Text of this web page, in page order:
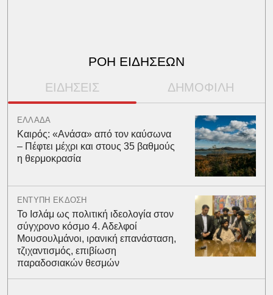
ΡΟΗ ΕΙΔΗΣΕΩΝ
ΕΙΔΗΣΕΙΣ ΔΗΜΟΦΙΛΗ
ΕΛΛΑΔΑ
Καιρός: «Ανάσα» από τον καύσωνα
– Πέφτει μέχρι και στους 35 βαθμούς
η θερμοκρασία
ΕΝΤΥΠΗ ΕΚΔΟΣΗ
Το Ισλάμ ως πολιτική ιδεολογία στον
σύγχρονο κόσμο 4. Αδελφοί
Μουσουλμάνοι, ιρανική επανάσταση,
τζιχαντισμός, επιβίωση
παραδοσιακών θεσμών